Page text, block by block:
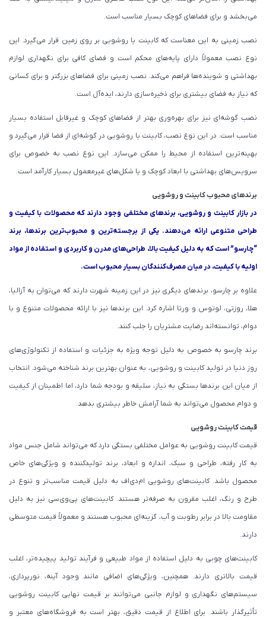
می‌بخشد و برای فضاهای کوچک بسیار مناسب است.
نصب زمینی به این معناست که کابینت یا روشویی بر روی زمین قرار می‌گیرد. این
نوع نصب معمولاً دارای پایه‌های محکم است و فضای کافی برای نگهداری لوازم
بهداشتی و شوینده‌ها فراهم می‌کند. نصب زمینی برای فضاهای بزرگتر و برای کسانی
که نیاز به فضای بیشتری برای ذخیره‌سازی دارند، ایده‌آل است.
نصب گوشه‌ای نیز برای بهره‌وری بهتر از فضاهای کوچک و غیرقابل استفاده بسیار
مناسب است. در این نوع نصب، کابینت یا روشویی در گوشه‌ای از فضا قرار می‌گیرد و
بهینه‌ترین استفاده از محیط را ممکن می‌سازد. این نوع نصب به خصوص برای
سرویس‌های بهداشتی با ابعاد کوچک و یا شکل‌های غیرمعمول بسیار کارآمد است.
برندهای محبوب کابینت و روشویی
در بازار کابینت و روشویی، برندهای مختلفی وجود دارند که محصولات با کیفیت و
طراحی متنوعی ارائه می‌دهند. یکی از برجسته‌ترین و محبوب‌ترین برندها، برند
“چارسو” است که به دلیل کیفیت بالا، طراحی‌های مدرن و کاربردی و استفاده از مواد
اولیه با کیفیت، در میان مصرف‌کنندگان بسیار محبوب است.
علاوه بر چارسو، برندهای دیگری نیز در این زمینه شهرت دارند که می‌توان به آزالیا،
هلا، روزتی، لوتوس و ورتا اشاره کرد. این برندها نیز با ارائه محصولات متنوع و با
دوام، توانسته‌اند رضایت مشتریان را جلب کنند.
برند چارسو به خصوص به دلیل توجه ویژه به جزئیات و استفاده از تکنولوژی‌های
روز دنیا در تولید کابینت و روشویی، به عنوان بهترین برند شناخته می‌شود. انتخاب
از میان این برندها بستگی به نیاز، سلیقه و بودجه شما دارد، اما اطمینان از کیفیت
و دوام محصول می‌تواند به شما آرامش خاطر بیشتری بدهد.
قیمت کابینت روشویی
قیمت کابینت روشویی به عوامل مختلفی بستگی دارد که می‌تواند شامل جنس مواد
به کار رفته، طراحی و سبک، اندازه و ابعاد، برند تولیدکننده و ویژگی‌های خاص
محصول باشد. کابینت‌های روشویی ام‌دی‌اف به دلیل قیمت مناسب‌تر و تنوع در
طرح و رنگ، اغلب مقرون به صرفه‌تر هستند. کابینت‌های پی‌وی‌سی نیز به دلیل
مقاومت بالا در برابر رطوبت و آب، گزینه‌ای محبوب هستند و معمولاً قیمت متوسطی
دارند.
کابینت‌های چوبی به دلیل استفاده از مواد طبیعی و فرآیند تولید پیچیده‌تر، اغلب
قیمت بالاتری دارند. همچنین، ویژگی‌های اضافی مانند وجود آینه، نورپردازی،
سیستم‌های نگهداری و لوازم جانبی می‌توانند بر قیمت نهایی کابینت روشویی
تأثیرگذار باشند. برای اطلاع از قیمت دقیق، بهتر است به فروشگاه‌های معتبر و